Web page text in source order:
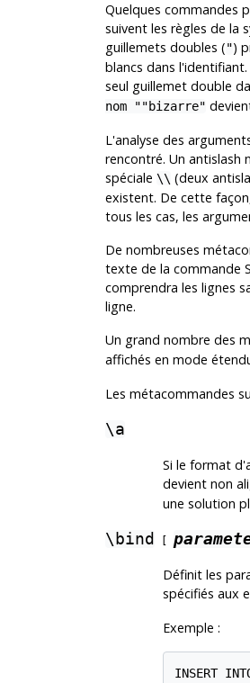
Quelques commandes
suivent les règles de la
guillemets doubles (")
blancs dans
seul guillemet double
nom ""bizarre"
L'analyse des
rencontré. Un antislash
spéciale \\ (deux
existent. De cette
tous les cas, les
De nombreuses
texte de la commande
comprendra les lignes
ligne.
Un grand nombre des
affichés en mode
Les métacommandes
\a
Si le format
devient non
une solution
\bind
Définit les
spécifiés aux
Exemple :